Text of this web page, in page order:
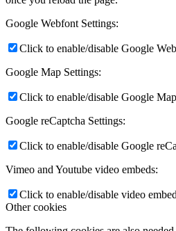
Google Webfont Settings:
Click to enable/disable Google
Google Map Settings:
Click to enable/disable Google
Google reCaptcha Settings:
Click to enable/disable Google
Vimeo and Youtube video embeds:
Click to enable/disable video
Other cookies